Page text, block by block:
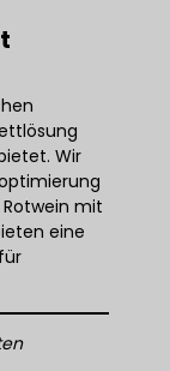
Wir
mit
eine